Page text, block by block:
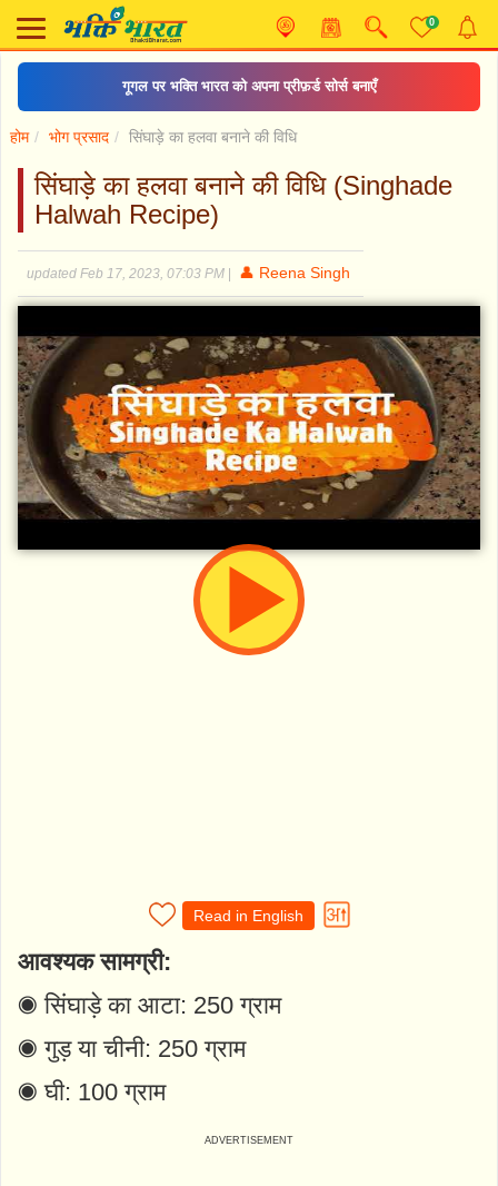
0
गूगल पर भक्ति भारत को अपना प्रीफ़र्ड सोर्स बनाएँ
होम भोग प्रसाद सिंघाड़े का हलवा बनाने की विधि
सिंघाड़े का हलवा बनाने की विधि (Singhade
Halwah Recipe)
updated Feb 17, 2023, 07:03 PM 👤 Reena Singh
Read in English
आवश्यक सामग्री:
◉सिंघाड़े का आटा: 250 ग्राम
◉गुड़ या चीनी: 250 ग्राम
◉घी: 100 ग्राम